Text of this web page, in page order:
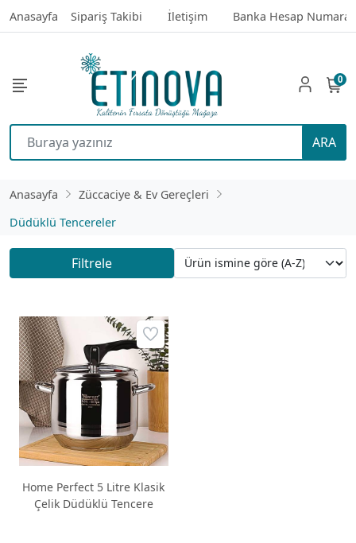
Anasayfa Sipariş Takibi İletişim Banka Hesap
ARA
0
Anasayfa
Züccaciye & Ev Gereçleri
Düdüklü Tencereler
Filtrele
Home Perfect 5 Litre Klasik
Çelik Düdüklü Tencere